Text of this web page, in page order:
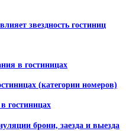
звездность гостиниц
в гостиницах
(категории номеров)
гостиницах
брони, заезда и выезда